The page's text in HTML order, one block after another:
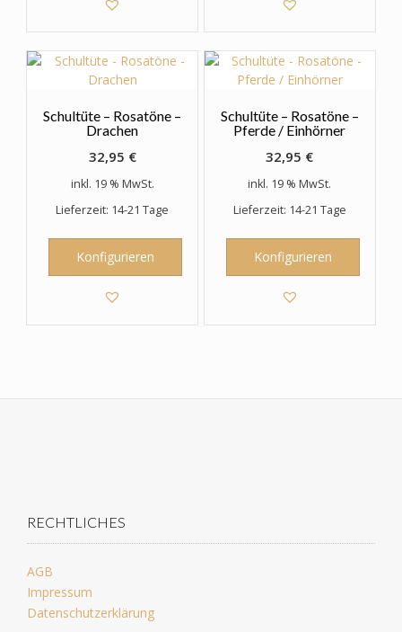
Schultüte – Rosatöne –
Drachen
32,95 €
inkl. 19 % MwSt.
Lieferzeit: 14-21 Tage
Konfigurieren
Schultüte – Rosatöne –
Pferde / Einhörner
32,95 €
inkl. 19 % MwSt.
Lieferzeit: 14-21 Tage
Konfigurieren
RECHTLICHES
AGB
Impressum
Datenschutzerklärung